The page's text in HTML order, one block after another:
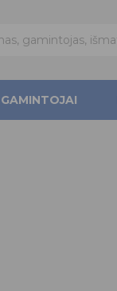
GAMINTOJAI